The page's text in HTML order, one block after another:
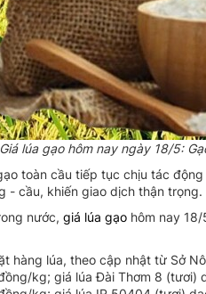
Giá lúa gạo hôm nay ngày 18/5:
toàn cầu tiếp tục chịu tác
- cầu, khiến giao dịch thận trọng.
nước, giá lúa gạo hôm nay
hàng lúa, theo cập nhật từ Sở
kg; giá lúa Đài Thơm 8 (tươi)